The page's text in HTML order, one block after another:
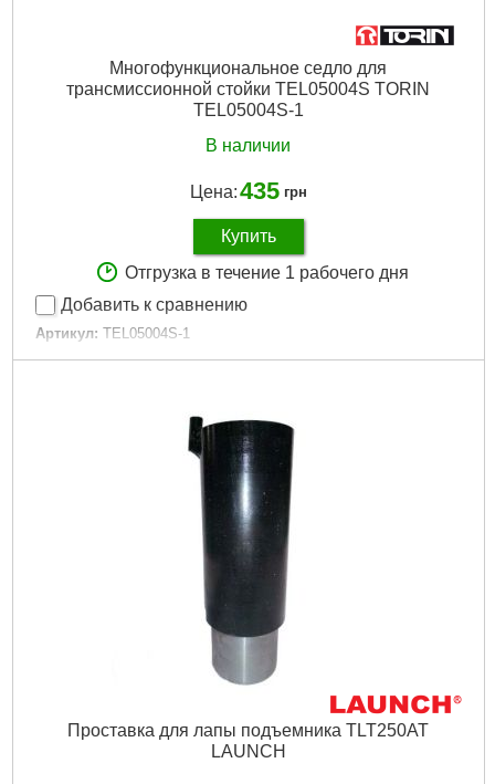
Многофункциональное седло для
трансмиссионной стойки TEL05004S TORIN
TEL05004S-1
В наличии
Цена:435 грн
Купить
Отгрузка в течение 1 рабочего дня
Добавить к сравнению
Артикул: TEL05004S-1
Код товара: 29.20.73
Подробнее...
Проставка для лапы подъемника TLT250AT
LAUNCH